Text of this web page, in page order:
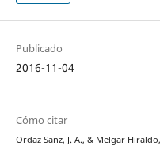
Publicado
2016-11-04
Cómo citar
Ordaz Sanz, J. A., & Melgar